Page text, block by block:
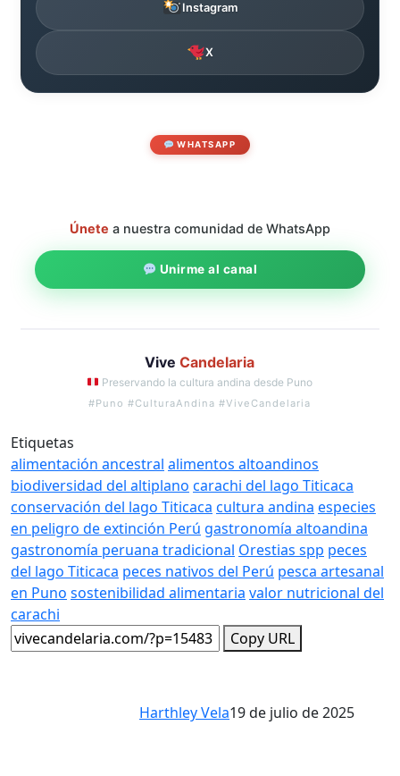
Instagram
X
WHATSAPP
Únete a nuestra comunidad de WhatsApp
Unirme al canal
ViveCandelaria
Preservando la cultura andina desde Puno
#Puno #CulturaAndina #ViveCandelaria
Etiquetas
alimentación ancestral alimentos altoandinos
biodiversidad del altiplano carachi del lago Titicaca
conservación del lago Titicaca cultura andina especies
en peligro de extinción Perú gastronomía altoandina
gastronomía peruana tradicional Orestias spp peces
del lago Titicaca peces nativos del Perú pesca artesanal
en Puno sostenibilidad alimentaria valor nutricional del
carachi
Copy URL
Harthley Vela19 de julio de 2025